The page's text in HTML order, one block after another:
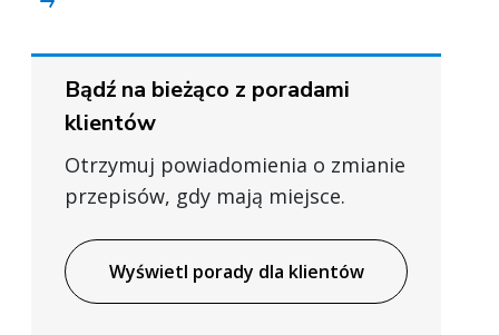
Bądź na bieżąco z poradami
klientów
Otrzymuj powiadomienia o zmianie
przepisów, gdy mają miejsce.
Wyświetl porady dla klientów